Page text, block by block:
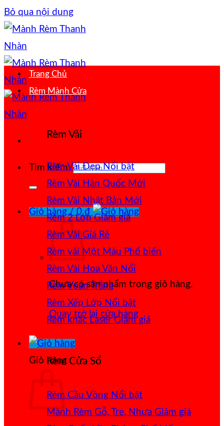
Bỏ qua nội dung
Tìm kiếm:
Giỏ hàng /0₫
Chưa có sản phẩm trong giỏ hàng.
Quay trở lại cửa hàng
Giỏ hàng
Trang Chủ
Rèm Mành Cửa
Rèm Vải
Rèm Vải Đẹp
Rèm Vải Hàn Quốc
Rèm Vải Nhật Bản
Rèm 2 Lớp
Rèm Vải Giá Rẻ
Rèm vải Một Màu
Rèm Vải Hoa Văn Nổi
Rèm Voan Trắng
Rèm Xếp Lớp
Rèm khắc Laser
Rèm Cửa Sổ
Rèm Cầu Vồng
Mành Rèm Gỗ, Tre, Nhựa